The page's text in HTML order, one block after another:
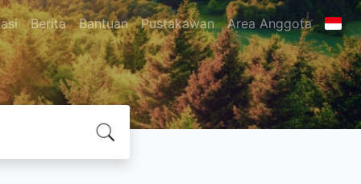
Berita Bantuan Pustakawan Area Anggota